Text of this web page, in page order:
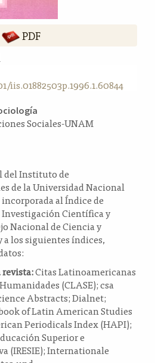
PDF
iis.01882503p.1996.1.60844
Sociales-UNAM
Instituto de
de la Universidad Nacional
al Índice de
Investigación Científica y
Nacional de Ciencia y
a los siguientes índices,
Citas Latinoamericanas
(CLASE); csa
Abstracts; Dialnet;
of Latin American Studies
Periodicals Index (HAPI);
Superior e
(IRESIE); Internationale